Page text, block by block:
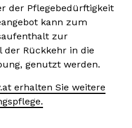
der Pflegebedürftigkeit
kann zum
zur
der Rückkehr in die
genutzt werden.
erhalten Sie weitere